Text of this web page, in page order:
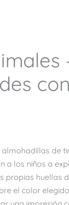
con
de
a los niños a
propias huellas
el color